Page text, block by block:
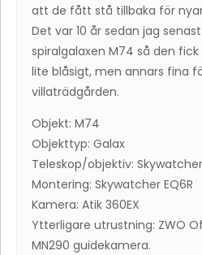
att de fått stå tillbaka för
Det var 10 år sedan jag
spiralgalaxen M74 så den
lite blåsigt, men annars fina
villaträdgården.
Objekt: M74
Objekttyp: Galax
Teleskop/objektiv: Skywatcher
Montering: Skywatcher EQ6R
Kamera: Atik 360EX
Ytterligare utrustning: ZWO
MN290 guidekamera.